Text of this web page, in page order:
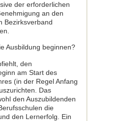
der erforderlichen
an den
Bezirksverband
Ausbildung beginnen?
den
am Start des
(in der Regel Anfang
Das
den Auszubildenden
die
den Lernerfolg. Ein